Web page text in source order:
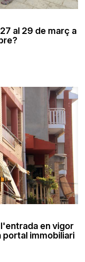
al 29 de març a
en vigor
immobiliari